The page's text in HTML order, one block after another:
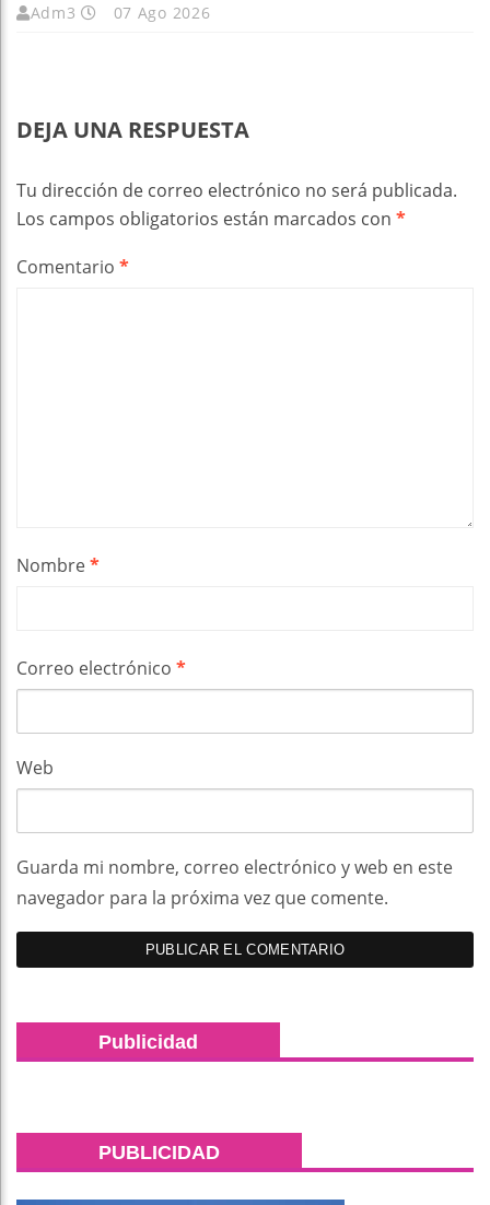
Adm3 07 Ago 2026
DEJA UNA RESPUESTA
Tu dirección de correo electrónico no será publicada.
Los campos obligatorios están marcados con *
Comentario *
Nombre*
Correo electrónico *
Web
Guarda mi nombre, correo electrónico y web en este
navegador para la próxima vez que comente.
Publicidad
PUBLICIDAD